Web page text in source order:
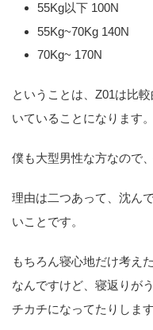
55Kg以下 100N
55Kg~70Kg 140N
70Kg~ 170N
ということは、Z01は比
いていることになります。
僕も大型男性な方なので
理由は二つあって、沈ん
いことです。
もちろん寝心地だけ考え
なんですけど、寝返りが
チカチになってたりします